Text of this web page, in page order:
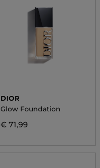
DIOR
Glow Foundation
€ 71,99